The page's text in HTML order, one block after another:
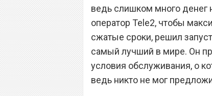
ведь слишком много денег
оператор Tele2, чтобы
сжатые сроки, решил
самый лучший в мире. Он
условия обслуживания, о
ведь никто не мог